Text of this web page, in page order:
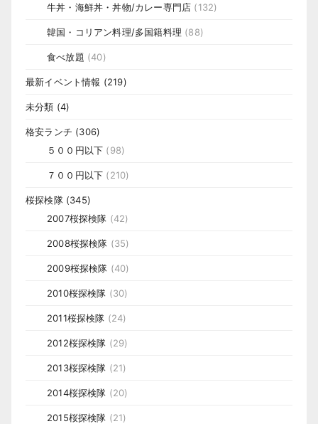
牛丼・海鮮丼・丼物/カレー専門店 (132)
韓国・コリアン料理/多国籍料理 (88)
食べ放題 (40)
最新イベント情報 (219)
未分類 (4)
格安ランチ (306)
５００円以下 (98)
７００円以下 (210)
桜探検隊(345)
2007桜探検隊 (42)
2008桜探検隊 (35)
2009桜探検隊 (40)
2010桜探検隊 (30)
2011桜探検隊 (24)
2012桜探検隊 (29)
2013桜探検隊 (21)
2014桜探検隊 (20)
2015桜探検隊 (21)